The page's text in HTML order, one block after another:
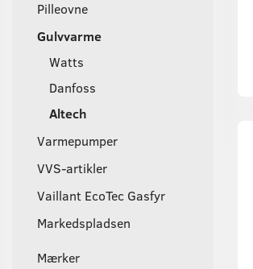
Pilleovne
Gulvvarme
Watts
Danfoss
Altech
Varmepumper
VVS-artikler
Vaillant EcoTec Gasfyr
Markedspladsen
Mærker